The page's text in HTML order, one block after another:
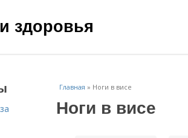
здоровья
Главная » Ноги в висе
Ноги в висе